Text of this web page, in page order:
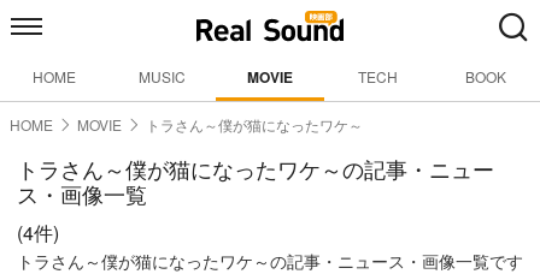
HOME MUSIC MOVIE TECH BOOK
HOME MOVIE トラさん～僕が猫になったワケ～
トラさん～僕が猫になったワケ～の記事・ニュー
ス・画像一覧
(4件)
トラさん～僕が猫になったワケ～の記事・ニュース・画像一覧です